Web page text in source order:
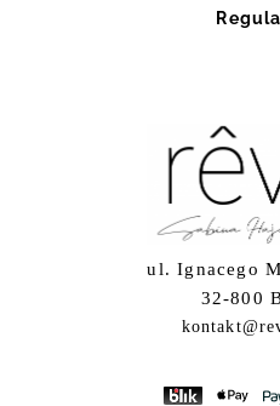
ul. Ignacego
32-800